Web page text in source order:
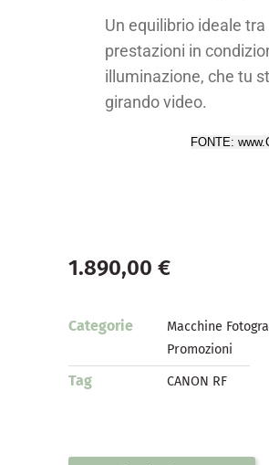
Un equilibrio ideale
prestazioni in
illuminazione, che tu
girando video.
FONTE:
1.890,00 €
Categorie Macchine
Promozioni
Tag CANON RF